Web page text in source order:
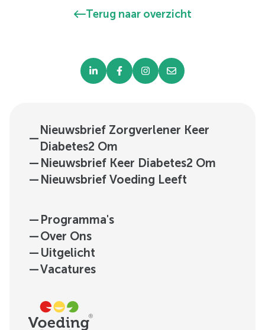
daarvoor nodig?Terug naar overzicht
—
Nieuwsbrief Zorgverlener Keer
Diabetes2 Om
— Nieuwsbrief Keer Diabetes2 Om
— Nieuwsbrief Voeding Leeft
— Programma's
—Over Ons
— Uitgelicht
—Vacatures